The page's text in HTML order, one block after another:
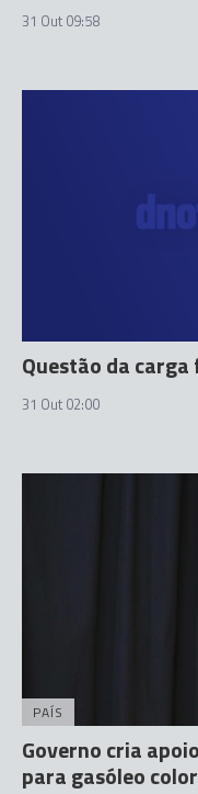
31 Out 09:58
Questão da carga
31 Out 02:00
PAÍS
Governo cria
para gasóleo